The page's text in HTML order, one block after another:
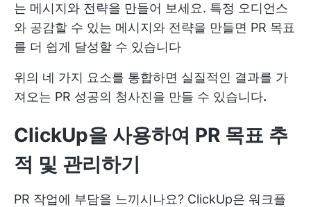
는 메시지와 전략을 만들어 보세요. 특정 오디언스
와 공감할 수 있는 메시지와 전략을 만들면 PR 목표
를 더 쉽게 달성할 수 있습니다
위의 네 가지 요소를 통합하면 실질적인 결과를 가
져오는 PR 성공의 청사진을 만들 수 있습니다.
ClickUp을 사용하여 PR 목표 추
적 및 관리하기
PR 작업에 부담을 느끼시나요? ClickUp은 워크플